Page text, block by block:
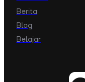
Berita
Blog
Belajar